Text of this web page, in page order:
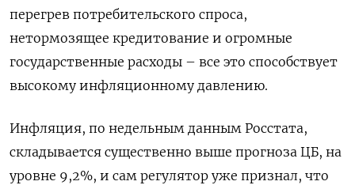
перегрев потребительского спроса,
нетормозящее кредитование и огромные
государственные расходы – все это способствует
высокому инфляционному давлению.
Инфляция, по недельным данным Росстата,
складывается существенно выше прогноза ЦБ, на
уровне 9,2%, и сам регулятор уже признал, что